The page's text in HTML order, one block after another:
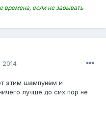
если не забывать
2014
этим шампунем и
лучше до сих пор не